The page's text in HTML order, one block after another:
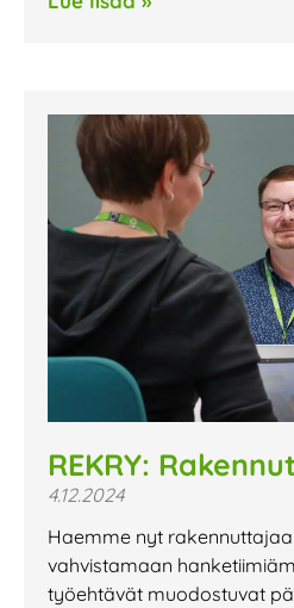
REKRY:
4.12.2024
Haemme nyt
vahvistamaan
työehtävät muodostuvat